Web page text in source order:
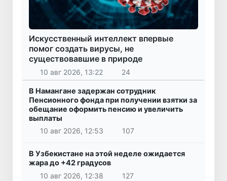
Искусственный интеллект впервые
помог создать вирусы, не
существовавшие в природе
10 авг 2026, 13:22 24
В Намангане задержан сотрудник
Пенсионного фонда при получении взятки за
обещание оформить пенсию и увеличить
выплаты
10 авг 2026, 12:53
107
В Узбекистане на этой неделе ожидается
жара до +42 градусов
10 авг 2026, 12:38
127